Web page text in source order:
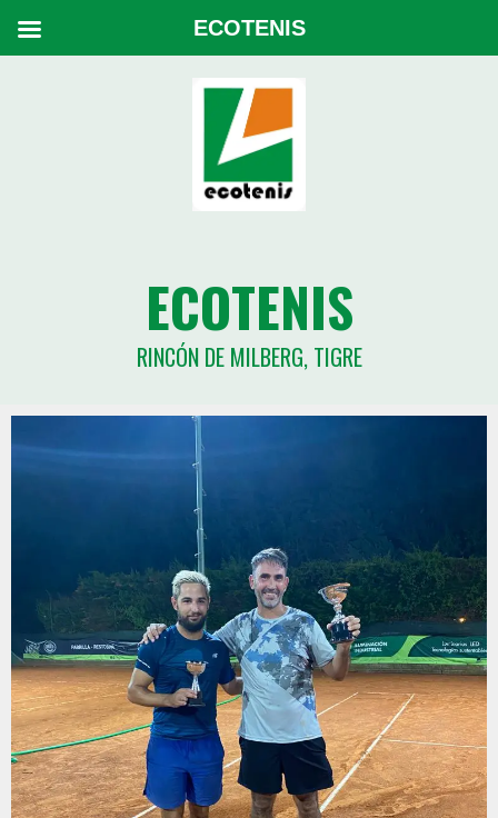
ECOTENIS
RINCÓN DE MILBERG, TIGRE
ECOTENIS